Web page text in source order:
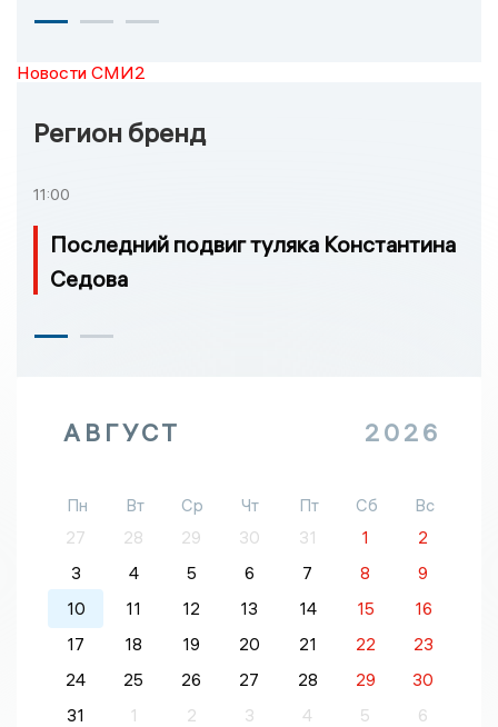
Новости СМИ2
Регион бренд
11:00
Последний подвиг туляка Константина
Седова
АВГУСТ 2026
Пн Вт Ср Чт Пт Сб
Вс
27
28 29 30 31 1
2
3
4 5 6 7 8
9
10
11 12 13 14 15
16
17
18 19 20 21 22
23
24
25 26 27 28 29
30
31
1 2 3 4 5 6